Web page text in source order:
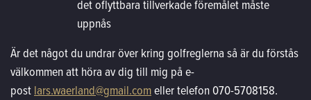
det oflyttbara tillverkade föremålet måste
uppnås
Är det något du undrar över kring golfreglerna så är du förstås
välkommen att höra av dig till mig på e-
post lars.waerland@gmail.comeller telefon 070-5708158.